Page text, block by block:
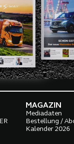
MAGAZIN
Mediadaten
Bestellung /
Kalender 2026